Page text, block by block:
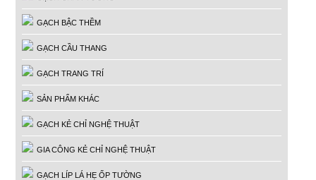
GẠCH BẬC THỀM
GẠCH CẦU THANG
GẠCH TRANG TRÍ
SẢN PHẨM KHÁC
GẠCH KẺ CHỈ NGHỆ THUẬT
GIA CÔNG KẺ CHỈ NGHỆ THUẬT
GẠCH LÍP LÁ HẸ ỐP TƯỜNG